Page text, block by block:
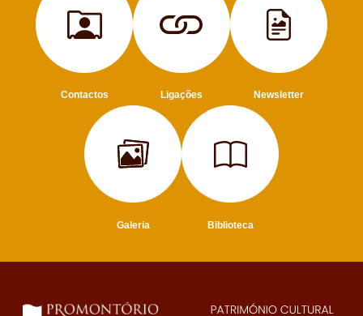
Contactos Ligações Newsletter
Galeria Biblioteca